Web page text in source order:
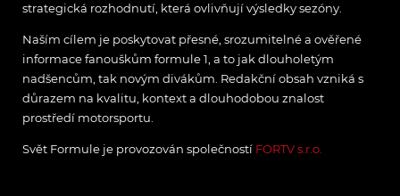
strategická rozhodnutí, která ovlivňují výsledky sezóny.
Naším cílem je poskytovat přesné, srozumitelné a ověřené
informace fanouškům formule 1, a to jak dlouholetým
nadšencům, tak novým divákům. Redakční obsah vzniká s
důrazem na kvalitu, kontext a dlouhodobou znalost
prostředí motorsportu.
Svět Formule je provozován společností FORTV s.r.o.